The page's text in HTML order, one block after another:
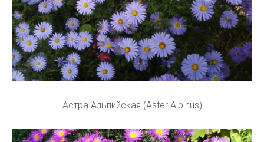
Астра Альпийская (Aster Alpinus)